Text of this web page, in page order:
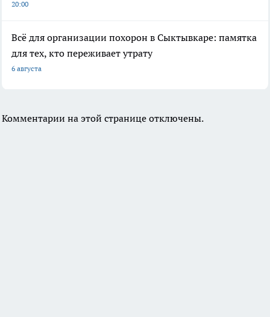
20:00
Всё для организации похорон в Сыктывкаре: памятка
для тех, кто переживает утрату
6 августа
Комментарии на этой странице отключены.